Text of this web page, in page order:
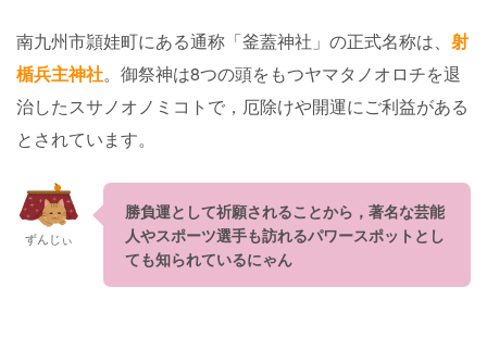
南九州市頴娃町にある通称「釜蓋神社」の正式名称は、 射
楯兵主神社。御祭神は8つの頭をもつヤマタノオロチを退
治したスサノオノミコトで，厄除けや開運にご利益がある
とされています。
ずんじぃ
勝負運として祈願されることから，著名な芸能
人やスポーツ選手も訪れるパワースポットとし
ても知られているにゃん